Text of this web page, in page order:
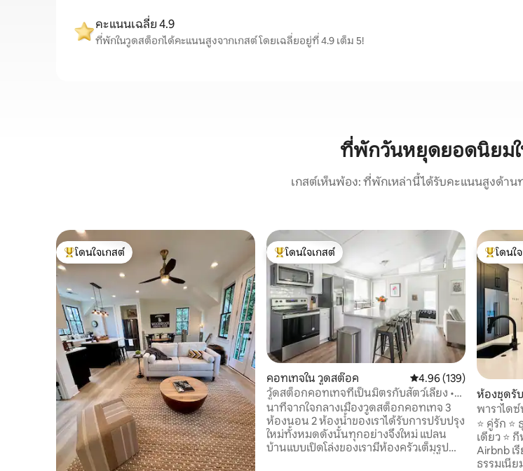
คะแนนเฉลี่ย 4.9
ที่พักในวูดสต็อกได้คะแนนสูงจากเกสต์ โดยเฉลี่ยอยู่ที่ 4.9 เต็ม 5!
ที่พักวันหยุดยอดนิยม
เกสต์เห็นพ้อง: ที่พักเหล่านี้ได้รับคะแนนสูงด้าน
โดนใจเกสต์ที่สุด
โดนใจเกสต์
โดนใจเกสต์ที่สุด
โดนใจเกสต์
คอทเทจใน วูดสต๊อค คะแนนเฉลี่ย 4.96 จาก 5,
4.96 (139)
วู้ดสต็อกคอทเทจที่เป็นมิตรกับสัตว์เลี้ยง •
ทำเลดี
นาทีจากใจกลางเมืองวูดสต็อกคอทเทจ 3
ห้องนอน 2 ห้องน้ำของเราได้รับการปรับปรุง
ใหม่ทั้งหมดดังนั้นทุกอย่างจึงใหม่ แปลน
บ้านแบบเปิดโล่งของเรามีห้องครัวเต็มรูป
โดนใจ
โดนใ
ห้องชุดรั
พาราได
⭐️ คู่รัก
เดียว ⭐️ กีฬ
Airbnb เ
ธรรมเนี